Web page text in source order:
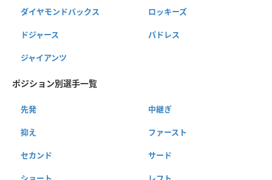
ダイヤモンドバックス ロッキーズ
ドジャース パドレス
ジャイアンツ
ポジション別選手一覧
先発 中継ぎ
抑え ファースト
セカンド サード